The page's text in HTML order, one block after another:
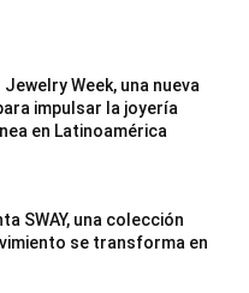
Jewelry Week, una nueva
impulsar la joyería
en Latinoamérica
SWAY, una colección
se transforma en